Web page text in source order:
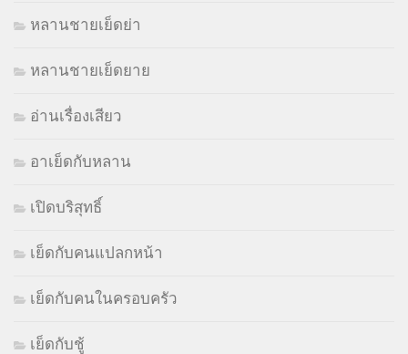
หลานชายเย็ดย่า
หลานชายเย็ดยาย
อ่านเรื่องเสียว
อาเย็ดกับหลาน
เปิดบริสุทธิ์
เย็ดกับคนแปลกหน้า
เย็ดกับคนในครอบครัว
เย็ดกับชู้